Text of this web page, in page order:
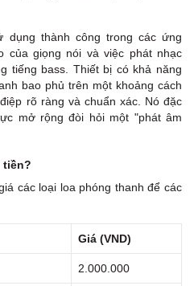
dụng thành công trong các ứng
của giọng nói và việc phát nhạc
tiếng bass. Thiết bị có khả năng
bao phủ trên một khoảng cách
rõ ràng và chuẩn xác. Nó đặc
mở rộng đòi hỏi một "phát âm
tiền?
các loại loa phóng thanh để các
Giá (VND)
2.000.000